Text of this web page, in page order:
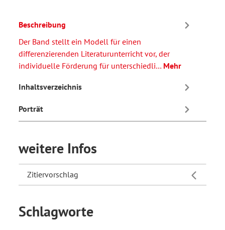
Beschreibung
Der Band stellt ein Modell für einen
differenzierenden Literaturunterricht vor, der
individuelle Förderung für unterschiedli… Mehr
Inhaltsverzeichnis
Porträt
weitere Infos
Zitiervorschlag
Schlagworte